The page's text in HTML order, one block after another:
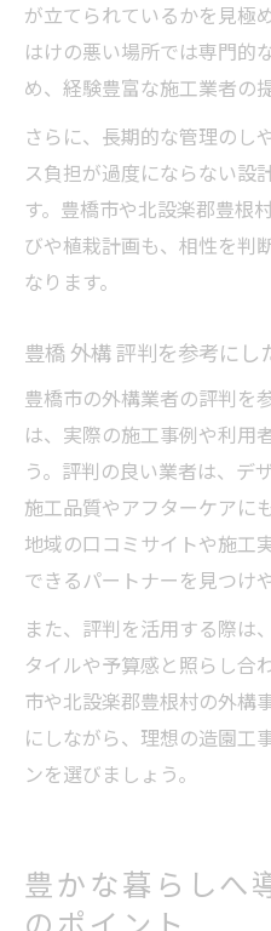
が立てられているかを見極
はけの悪い場所では専門的
め、経験豊富な施工業者の
さらに、長期的な管理のし
ス負担が過度にならない設
す。豊橋市や北設楽郡豊根
びや植栽計画も、相性を判
なります。
豊橋 外構 評判を参考に
豊橋市の外構業者の評判を
は、実際の施工事例や利用
う。評判の良い業者は、デ
施工品質やアフターケアに
地域の口コミサイトや施工
できるパートナーを見つけ
また、評判を活用する際は
タイルや予算感と照らし合
市や北設楽郡豊根村の外構
にしながら、理想の造園工
ンを選びましょう。
豊かな暮らしへ